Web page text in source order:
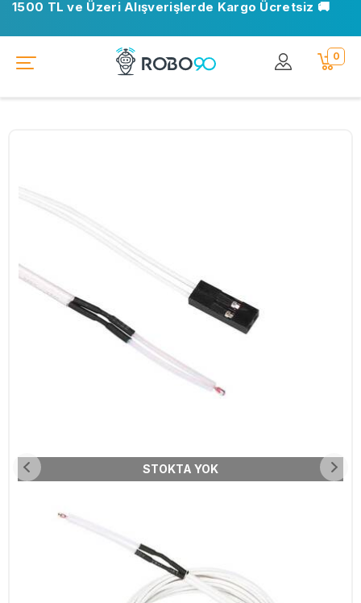
1500 TL ve Üzeri Alışverişlerde Kargo Ücretsiz 🚚
0
STOKTA YOK